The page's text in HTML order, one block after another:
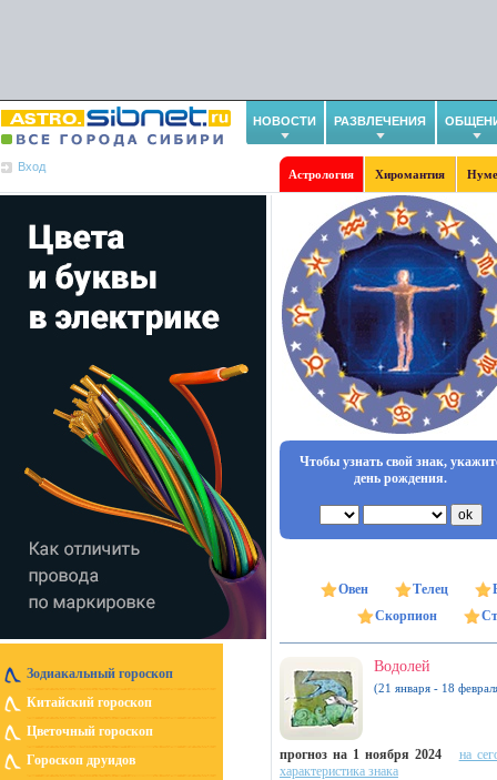
НОВОСТИ РАЗВЛЕЧЕНИЯ
Вход
Астрология Хиромантия
Зодиакальный гороскоп
Китайский гороскоп
Цветочный гороскоп
Гороскоп друидов
Чтобы узнать свой знак,
день рождения.
Овен Телец
Скорпион
Водолей
(21 января - 18
прогноз на 1 ноября 2024
на
характеристика знака